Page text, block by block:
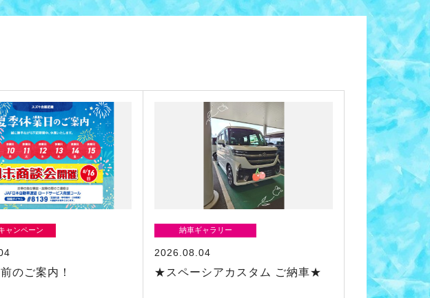
ャンペーン
のご案内！
納車ギャラリー
2026.08.04
★スペーシアカスタム ご納車★